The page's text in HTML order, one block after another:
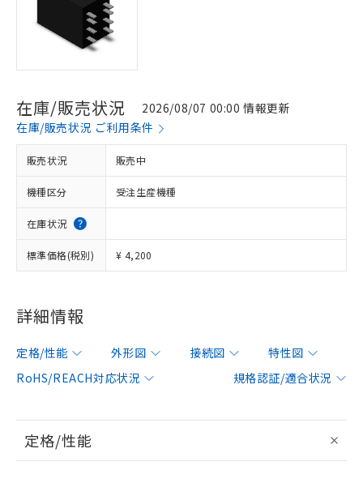
在庫/販売状況
2026/08/07 00:00 情報更新
在庫/販売状況 ご利用条件
販売状況 販売中
機種区分 受注生産機種
在庫状況
標準価格(税別) ¥ 4,200
詳細情報
定格/性能 外形図 接続図
特性図
RoHS/REACH対応状況
規格認証/適合状況
定格/性能